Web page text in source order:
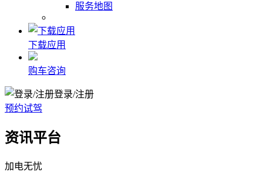
服务地图
下载应用
购车咨询
登录/注册
预约试驾
资讯平台
加电无忧